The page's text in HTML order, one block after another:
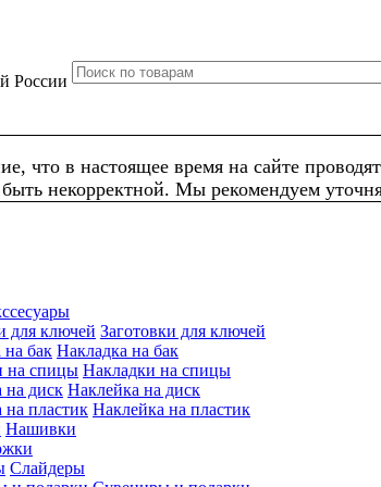
России
что в настоящее время на сайте
быть некорректной. Мы рекомендуем
Заготовки для ключей
Накладка на бак
Накладки на спицы
Наклейка на диск
Наклейка на пластик
Нашивки
Слайдеры